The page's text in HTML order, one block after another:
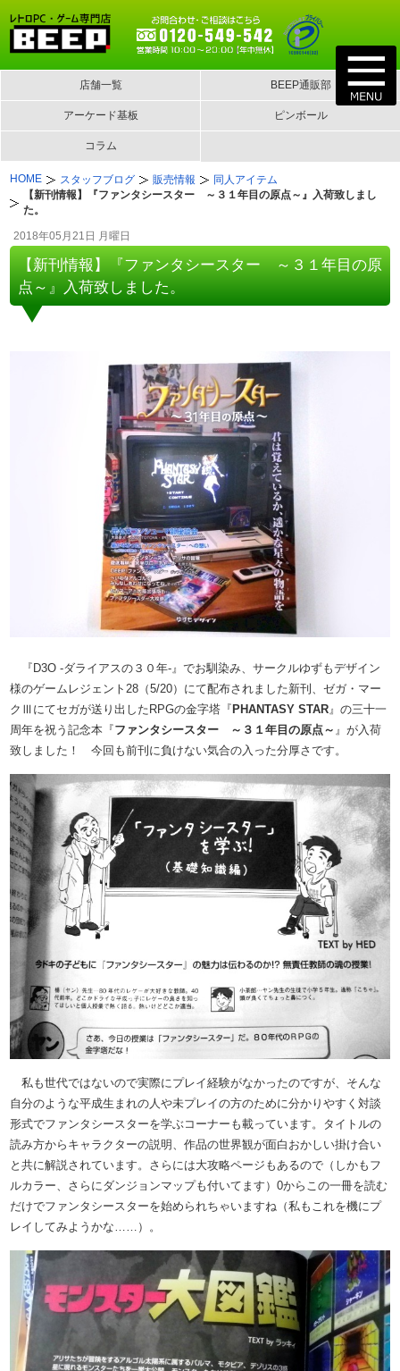
店舗一覧 BEEP通販部
アーケード基板 ピンボール
コラム
HOME スタッフブログ 販売情報
同人アイテム
【新刊情報】『ファンタシースター ～３１年目の原点～』入荷致しまし
た。
2018年05月21日 月曜日
【新刊情報】『ファンタシースター ～３１年目の原
点～』入荷致しました。
『D3O -ダライアスの３０年-』でお馴染み、サークルゆずもデザイン
様のゲームレジェント28（5/20）にて配布されました新刊、ゼガ・マー
クⅢにてセガが送り出したRPGの金字塔『PHANTASY STAR 』の三十一
周年を祝う記念本『ファンタシースター ～３１年目の原点～ 』が入荷
致しました！ 今回も前刊に負けない気合の入った分厚さです。
私も世代ではないので実際にプレイ経験がなかったのですが、そんな
自分のような平成生まれの人や未プレイの方のために分かりやすく対談
形式でファンタシースターを学ぶコーナーも載っています。タイトルの
読み方からキャラクターの説明、作品の世界観が面白おかしい掛け合い
と共に解説されています。さらには大攻略ページもあるので（しかもフ
ルカラー、さらにダンジョンマップも付いてます）0からこの一冊を読む
だけでファンタシースターを始められちゃいますね（私もこれを機にプ
レイしてみようかな……）。